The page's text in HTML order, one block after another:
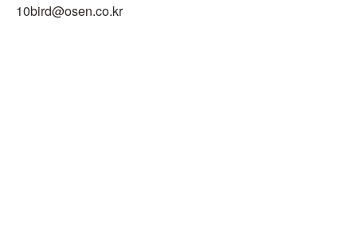
10bird@osen.co.kr